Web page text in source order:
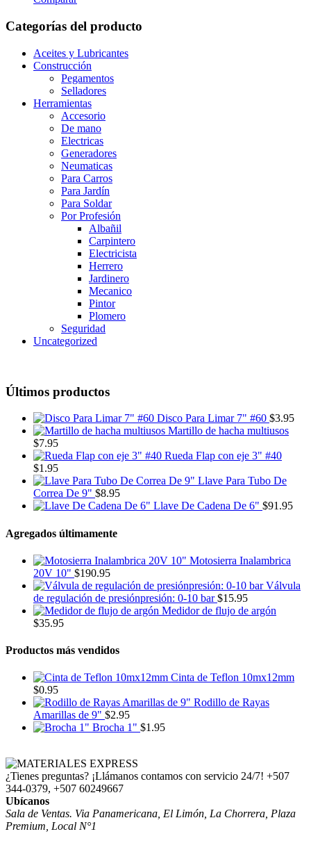
Categorías del producto
Aceites y Lubricantes
Construcción
Pegamentos
Selladores
Herramientas
Accesorio
De mano
Electricas
Generadores
Neumaticas
Para Carros
Para Jardín
Para Soldar
Por Profesión
Albañil
Carpintero
Electricista
Herrero
Jardinero
Mecanico
Pintor
Plomero
Seguridad
Uncategorized
Últimos productos
Disco Para Limar 7" #60 $3.95
Martillo de hacha multiusos
$7.95
Rueda Flap con eje 3" #40
$1.95
Llave Para Tubo De
Correa De 9" $8.95
Llave De Cadena De 6" $91.95
Agregados últimamente
Motosierra Inalambrica
20V 10" $190.95
Válvula
de regulación de presiónpresión: 0-10 bar $15.95
Medidor de flujo de argón
$35.95
Productos más vendidos
Cinta de Teflon 10mx12mm
$0.95
Rodillo de Rayas
Amarillas de 9" $2.95
Brocha 1" $1.95
¿Tienes preguntas? ¡Llámanos contamos con servicio 24/7! +507
344-0379, +507 60249667
Ubícanos
Sala de Ventas. Via Panamericana, El Limón, La Chorrera, Plaza
Premium, Local N°1